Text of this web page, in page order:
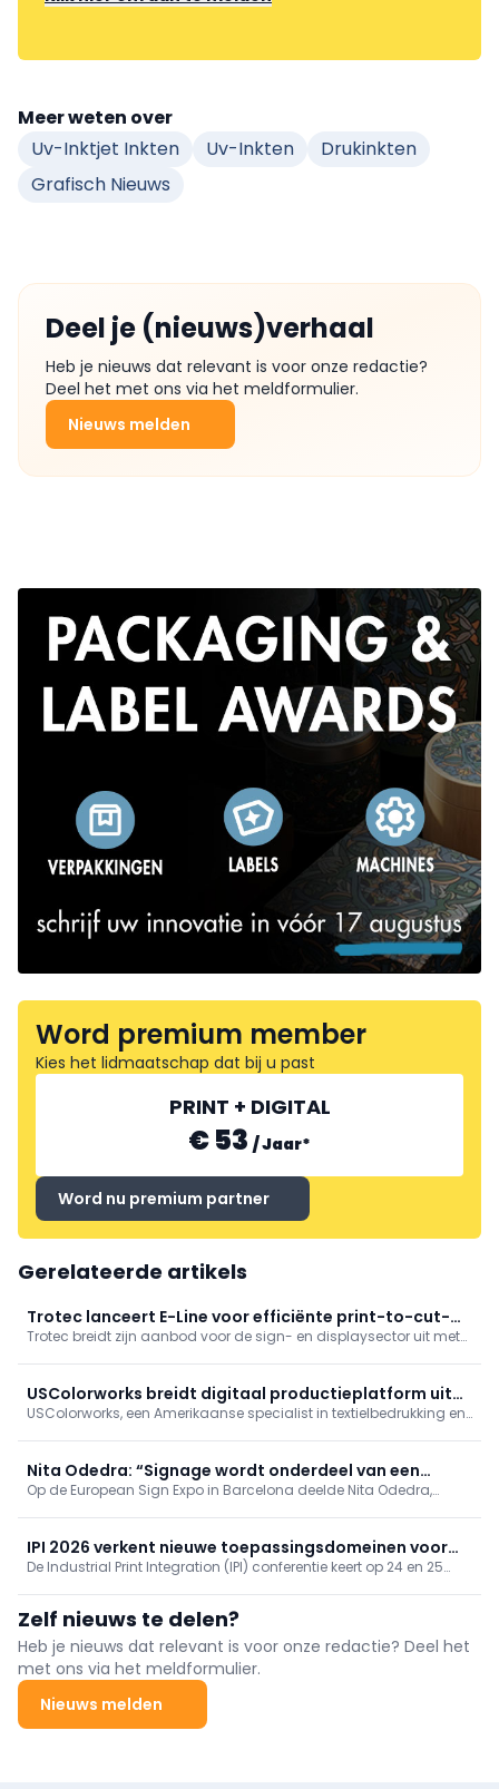
Meer weten over
Uv-Inktjet Inkten
Uv-Inkten
Drukinkten
Grafisch Nieuws
Deel je (nieuws)verhaal
Heb je nieuws dat relevant is voor onze redactie?
Deel het met ons via het meldformulier.
Nieuws melden
Word premium member
Kies het lidmaatschap dat bij u past
PRINT + DIGITAL
€ 53 /Jaar*
Word nu premium partner
Gerelateerde artikels
Trotec lanceert E-Line voor efficiënte print-to-cut-
productie
Trotec breidt zijn aanbod voor de sign- en displaysector uit met
USColorworks breidt digitaal productieplatform uit
met Kornit Atlas Matrix en Atlas Max Plus
USColorworks, een Amerikaanse specialist in textielbedrukking en
Nita Odedra: “Signage wordt onderdeel van een
verbonden ecosysteem”
Op de European Sign Expo in Barcelona deelde Nita Odedra,
IPI 2026 verkent nieuwe toepassingsdomeinen voor
industriële print
De Industrial Print Integration (IPI) conferentie keert op 24 en 25
technologieleveranciers samen.
Zelf nieuws te delen?
Heb je nieuws dat relevant is voor onze redactie? Deel het
met ons via het meldformulier.
Nieuws melden